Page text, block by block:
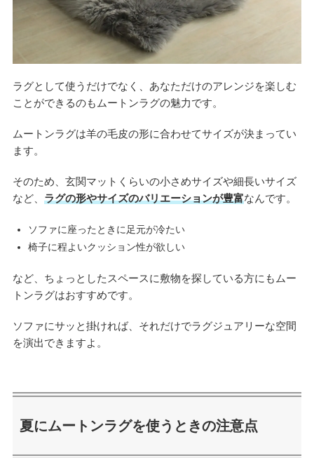
ラグとして使うだけでなく、あなただけのアレンジを楽しむ
ことができるのもムートンラグの魅力です。
ムートンラグは羊の毛皮の形に合わせてサイズが決まってい
ます。
そのため、玄関マットくらいの小さめサイズや細長いサイズ
など、 ラグの形やサイズのバリエーションが豊富なんです。
ソファに座ったときに足元が冷たい
椅子に程よいクッション性が欲しい
など、ちょっとしたスペースに敷物を探している方にもムー
トンラグはおすすめです。
ソファにサッと掛ければ、それだけでラグジュアリーな空間
を演出できますよ。
夏にムートンラグを使うときの注意点